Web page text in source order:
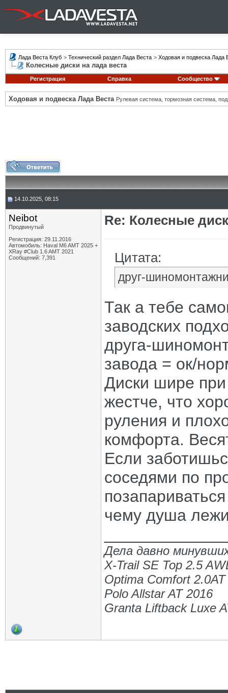
Лада Веста Клуб > Технический раздел Лада Веста > Ходовая и подвеска Лада
Колесные диски на лада веста
Регистрация Справка Сообщество
Ходовая и подвеска Лада Веста Рулевая система, тормозная система,
14.10.2025, 08:15
Neibot
Продвинутый
Регистрация: 29.11.2016
Автомобиль: Haval M6 AMT 2025 +
XRay #Club 1.6 AMT 2021
Сообщений: 7,391
Re: Колесные
Цитата:
друг-
Так а тебе
заводских
друга-
завода = ок/
Диски шире
жестче, что
руления и
комфорта.
Если
соседями по
чему душа
Дела давно
X-Trail SE Top 2.5
Optima Comfort
Polo Allstar AT 2016
Granta Liftback Luxe